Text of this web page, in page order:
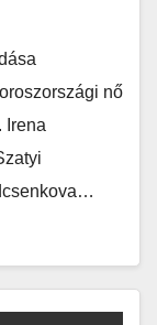
nő
Irena